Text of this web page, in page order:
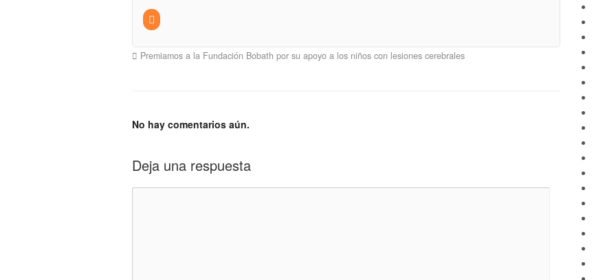
Premiamos a la Fundación Bobath por su apoyo a los niños con lesiones cerebrales
No hay comentarios aún.
Deja una respuesta